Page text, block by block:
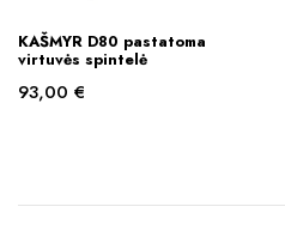
KAŠMYR D80 pastatoma
virtuvės spintelė
93,00 €